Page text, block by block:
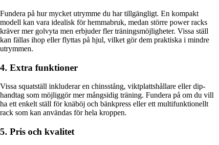
Fundera på hur mycket utrymme du har tillgängligt. En kompakt
modell kan vara idealisk för hemmabruk, medan större power racks
kräver mer golvyta men erbjuder fler träningsmöjligheter. Vissa ställ
kan fällas ihop eller flyttas på hjul, vilket gör dem praktiska i mindre
utrymmen.
4. Extra funktioner
Vissa squatställ inkluderar en chinsstång, viktplattshållare eller dip-
handtag som möjliggör mer mångsidig träning. Fundera på om du vill
ha ett enkelt ställ för knäböj och bänkpress eller ett multifunktionellt
rack som kan användas för hela kroppen.
5. Pris och kvalitet